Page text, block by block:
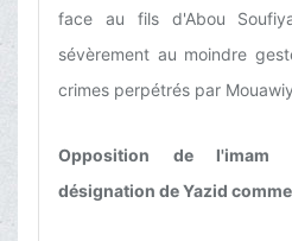
face au fils d'Abou
sévèrement au moindre
crimes perpétrés par
Opposition de l'imam
désignation de Yazid